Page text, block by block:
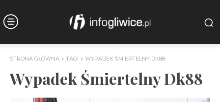
STRONA GŁÓWNA TAGI WYPADEK ŚMIERTELNY DK88
Wypadek Śmiertelny Dk88